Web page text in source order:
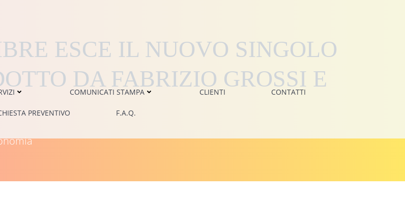
COMUNICATI STAMPA CLIENTI CONTATTI
PREVENTIVO F.A.Q.
ESCE IL NUOVO SINGOLO
DA FABRIZIO GROSSI E